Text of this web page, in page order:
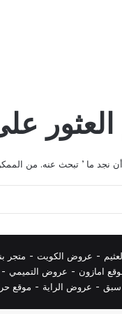
أن نجد ما ’ تبحث عنه. من
- عروض الكويت - متجر
امازون - عروض التميمي -
سبق - عروض الراية - موقع